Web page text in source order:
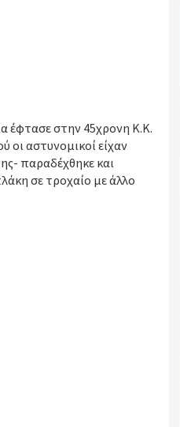
έφτασε στην 45χρονη Κ.Κ.
οι αστυνομικοί είχαν
παραδέχθηκε και
σε τροχαίο με άλλο